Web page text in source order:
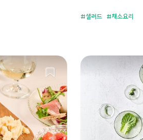
샐러드 채소요리